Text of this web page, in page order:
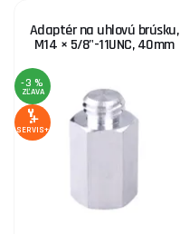
Adaptér na uhlovú brúsku,
M14 × 5/8"-11UNC, 40mm
-3 %
ZĽAVA
SERVIS+